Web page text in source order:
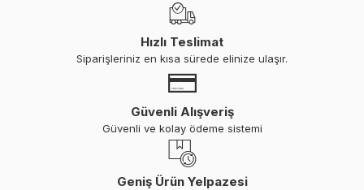
Hızlı Teslimat
Siparişleriniz en kısa sürede elinize ulaşır.
Güvenli Alışveriş
Güvenli ve kolay ödeme sistemi
Geniş Ürün Yelpazesi